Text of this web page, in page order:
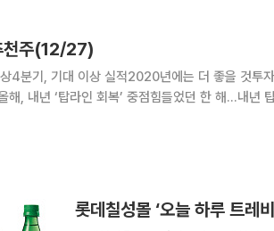
천주(12/27)
4분기, 기대 이상 실적2020년에는 더 좋을 것투
롯데칠성몰 ‘오늘 하루 트레